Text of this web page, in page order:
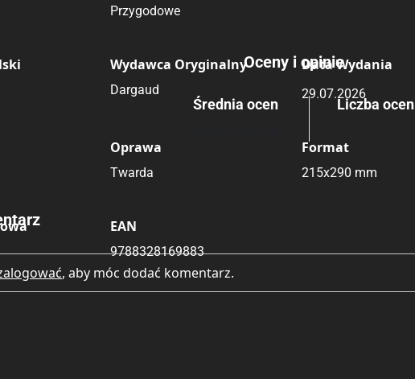
Przygodowe
Wydawca Oryginalny
Dargaud
Data Wydania
29.07.2026
Oprawa
Twarda
Format
215x290 mm
EAN
9788328169883
Oceny i opinie
Średnia ocen Liczba ocen
, aby móc dodać komentarz.